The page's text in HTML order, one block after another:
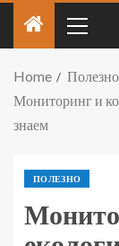
Home
Полезно
Мониторинг и
знаем
ПОЛЕЗНО